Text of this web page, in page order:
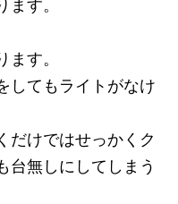
す。
す。
してもライトがなけ
だけではせっかくク
台無しにしてしまう